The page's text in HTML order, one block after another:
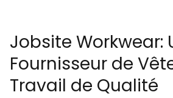
Jobsite Workwear:
Fournisseur de
Travail de Qualité